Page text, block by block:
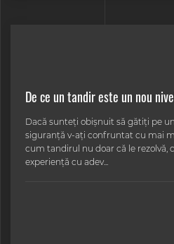
De ce un tandir este un nou
Dacă sunteți obișnuit să gătiți pe
siguranță v-ați confruntat cu mai
cum tandirul nu doar că le
experiență cu adev...